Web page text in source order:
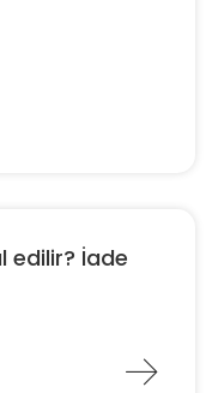
edilir? İade